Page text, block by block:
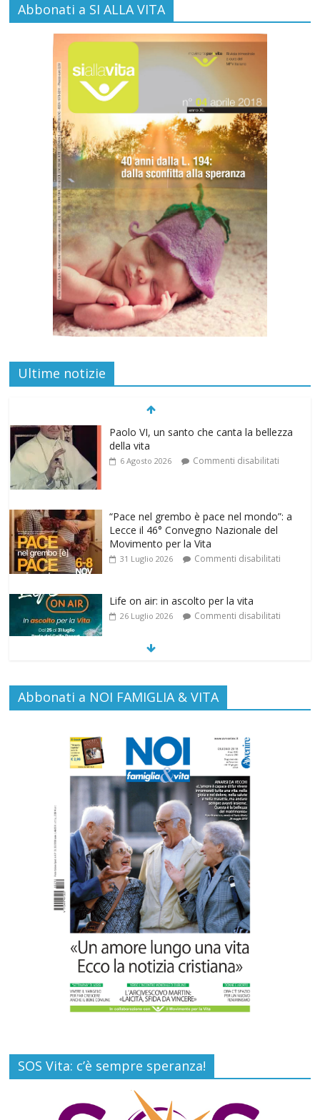
Abbonati a SI ALLA VITA
Ultime notizie
Paolo VI, un santo che canta la bellezza
della vita
6 Agosto 2026 Commenti disabilitati
“Pace nel grembo è pace nel mondo”: a
Lecce il 46° Convegno Nazionale del
Movimento per la Vita
31 Luglio 2026 Commenti disabilitati
Life on air: in ascolto per la vita
26 Luglio 2026 Commenti disabilitati
SAMARITANI 2.0: la risposta di Federvita
Emilia Romagna al suicidio assistito per
legge
Gino Soldera nominato Membro della
“Hall of Honor Prenatal Sciences 2026”
16 Luglio 2026 Commenti disabilitati
Carlo Casini, “giusto” perché testimone
della carità sociale
7 Agosto 2026 Commenti disabilitati
Abbonati a NOI FAMIGLIA & VITA
SOS Vita: c’è sempre speranza!